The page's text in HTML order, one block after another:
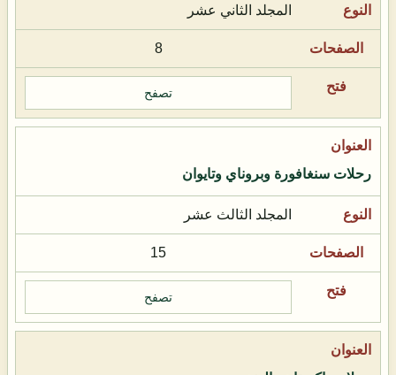
المجلد الثاني عشر
8
تصفح
رحلات سنغافورة وبروناي وتايوان
المجلد الثالث عشر
15
تصفح